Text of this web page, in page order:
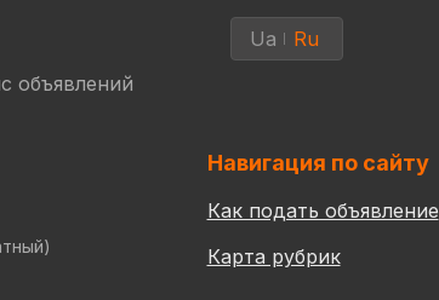
объявлений
Ua Ru
Навигация по сайту
Как подать объявление
Карта рубрик